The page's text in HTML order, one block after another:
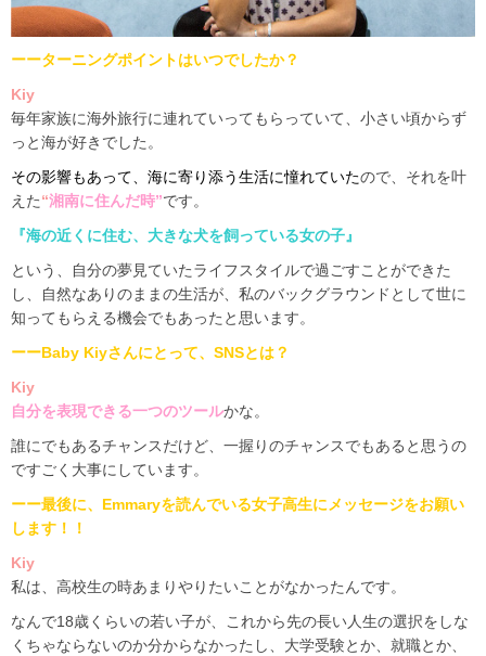
ーーターニングポイントはいつでしたか？
Kiy
毎年家族に海外旅行に連れていってもらっていて、 小さい頃からず
っと海が好きでした。
その影響もあって、海に寄り添う生活に憧れていたので、それを叶
えた“湘南に住んだ時”です。
『海の近くに住む、大きな犬を飼っている女の子』
という、自分の夢見ていたライフスタイルで過ごすことができた
し、自然なありのままの生活が、私のバックグラウンドとして世に
知ってもらえる機会でもあったと思います。
ーーBaby Kiyさんにとって、SNSとは？
Kiy
自分を表現できる一つのツールかな。
誰にでもあるチャンスだけど、一握りのチャンスでもあると思うの
ですごく大事にしています。
ーー最後に、Emmaryを読んでいる女子高生に メッセージをお願い
します！！
Kiy
私は、高校生の時あまりやりたいことがなかったんです。
なんで18歳くらいの若い子が、これから先の長い人生の選択をしな
くちゃならないのか分からなかったし、大学受験とか、就職とか、